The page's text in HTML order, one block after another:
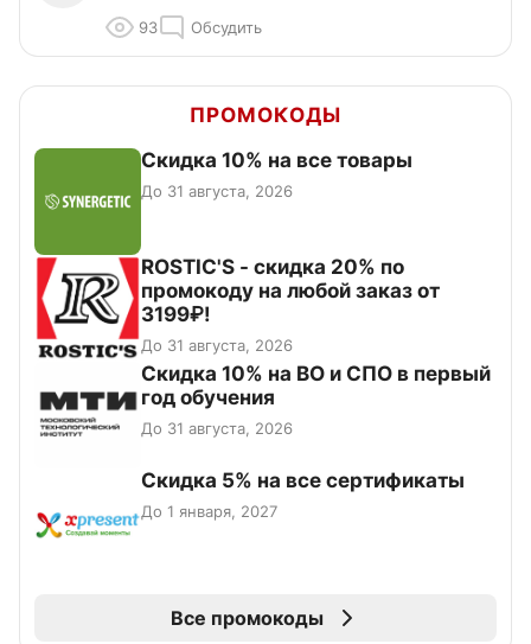
93 Обсудить
ПРОМОКОДЫ
Скидка 10% на все товары
До 31 августа, 2026
ROSTIC'S - скидка 20% по
промокоду на любой заказ от
3199₽!
До 31 августа, 2026
Скидка 10% на ВО и СПО в первый
год обучения
До 31 августа, 2026
Скидка 5% на все сертификаты
До 1 января, 2027
Все промокоды